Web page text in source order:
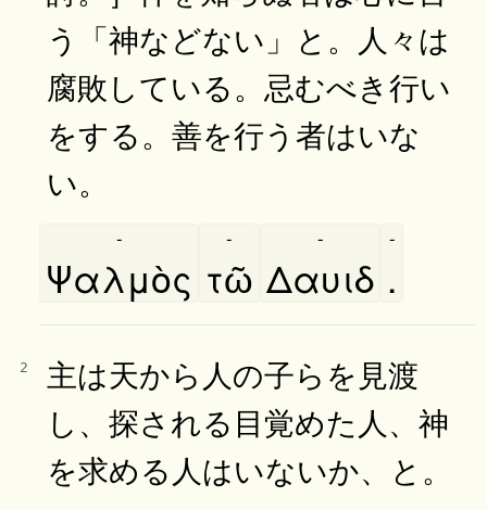
う「神などない」と。人々は
腐敗している。忌むべき行い
をする。善を行う者はいな
い。
Ψαλμὸς
-
τῶ
-
Δαυιδ
-
.
-
2
主は天から人の子らを見渡
し、探される目覚めた人、神
を求める人はいないか、と。